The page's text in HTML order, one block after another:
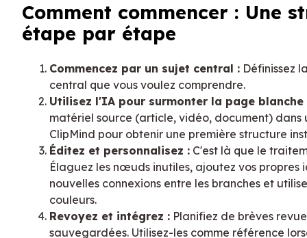
Comment commencer : Une
étape par étape
Commencez par un sujet central : Définissez
central que vous voulez comprendre.
Utilisez l'IA pour surmonter la page blanche
matériel source (article, vidéo, document) dans
ClipMind pour obtenir une première structure
Éditez et personnalisez : C'est là que le
Élaguez les nœuds inutiles, ajoutez vos propres
nouvelles connexions entre les branches et
couleurs.
Revoyez et intégrez : Planifiez de brèves
sauvegardées. Utilisez-les comme référence